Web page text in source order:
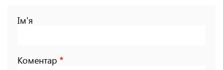
Ім'я
Коментар